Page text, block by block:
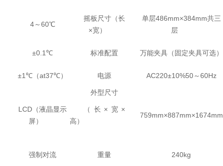
4～60℃
摇板尺寸（长
×宽）
单层486mm×384mm共三
层
±0.1℃ 标准配置 万能夹具（固定夹具可选）
±1℃（at37℃） 电源 AC220±10%50～60Hz
LCD（液晶显示
屏）
外型尺寸
（长×宽×
高）
759mm×887mm×1674mm
强制对流 重量 240kg